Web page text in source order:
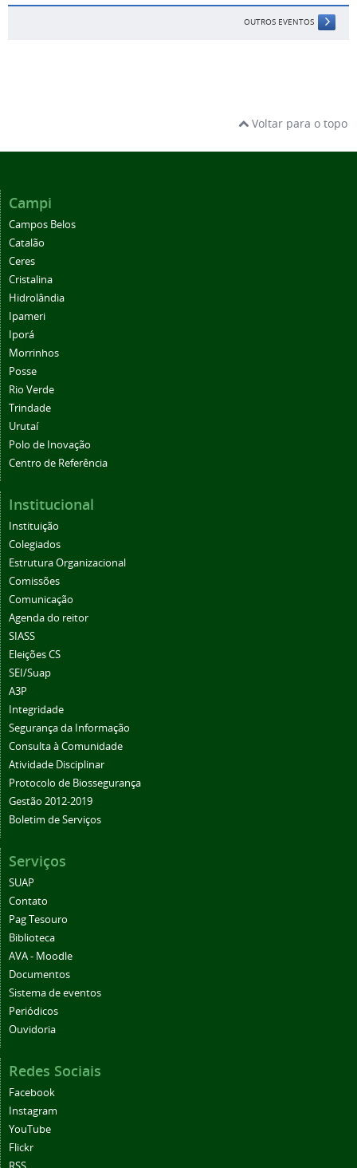
OUTROS EVENTOS
Voltar para o topo
Campi
Campos Belos
Catalão
Ceres
Cristalina
Hidrolândia
Ipameri
Iporá
Morrinhos
Posse
Rio Verde
Trindade
Urutaí
Polo de Inovação
Centro de Referência
Institucional
Instituição
Colegiados
Estrutura Organizacional
Comissões
Comunicação
Agenda do reitor
SIASS
Eleições CS
SEI/Suap
A3P
Integridade
Segurança da Informação
Consulta à Comunidade
Atividade Disciplinar
Protocolo de Biossegurança
Gestão 2012-2019
Boletim de Serviços
Serviços
SUAP
Contato
Pag Tesouro
Biblioteca
AVA - Moodle
Documentos
Sistema de eventos
Periódicos
Ouvidoria
Redes Sociais
Facebook
Instagram
YouTube
Flickr